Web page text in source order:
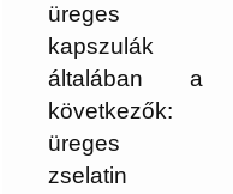
üreges
kapszulák
általában a
következők:
üreges
zselatin